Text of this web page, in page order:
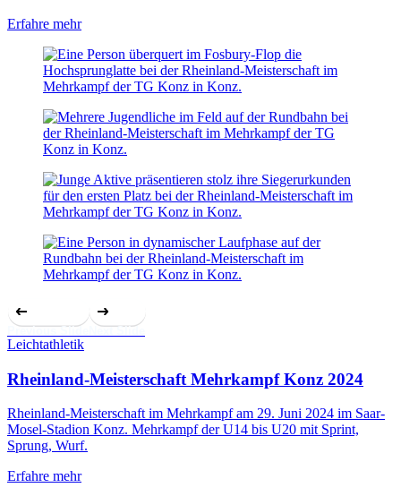
Erfahre mehr
Previous Slide Next Slide
Leichtathletik
Rheinland-Meisterschaft Mehrkampf Konz 2024
Rheinland-Meisterschaft im Mehrkampf am 29. Juni 2024 im Saar-
Mosel-Stadion Konz. Mehrkampf der U14 bis U20 mit Sprint,
Sprung, Wurf.
Erfahre mehr